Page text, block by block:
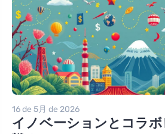
16 de 5月 de 2026
イノベーションとコラボ